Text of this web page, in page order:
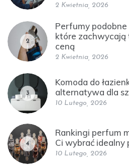
2 Kwietnia, 2026
2
Perfumy
które zachwycają
ceną
2 Kwietnia, 2026
3
Komoda do
alternatywa dla
10 Lutego, 2026
4
Rankingi perfum
Ci wybrać idealny
10 Lutego, 2026